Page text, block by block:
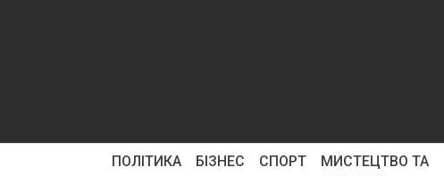
ПОЛІТИКА БІЗНЕС СПОРТ
МИСТЕЦТВО ТА